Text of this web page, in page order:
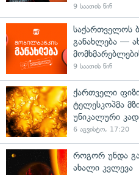
9 საათის წინ
საქართველოს
განახლება —
9 საათის წინ
ქართველი
ტელესკოპმა
უნიკალური
6 აგვისტო, 17:20
როგორ უნდა
ახალი კვლევა